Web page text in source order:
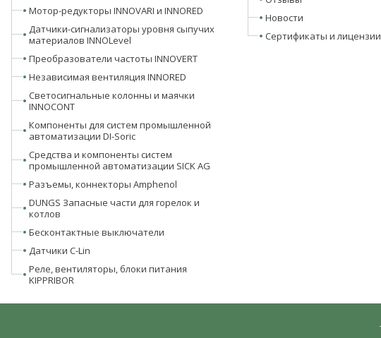
Мотор-редукторы INNOVARI и INNORED
Датчики-сигнализаторы уровня сыпучих
материалов INNOLevel
Преобразователи частоты INNOVERT
Независимая вентиляция INNORED
Светосигнальные колонны и маячки
INNOCONT
Компоненты для систем промышленной
автоматизации DI-Soric
Средства и компоненты систем
промышленной автоматизации SICK AG
Разъемы, коннекторы Amphenol
DUNGS Запасные части для горелок и
котлов
Бесконтактные выключатели
Датчики C-Lin
Реле, вентиляторы, блоки питания
KIPPRIBOR
Новости
Сертификаты и лицензии